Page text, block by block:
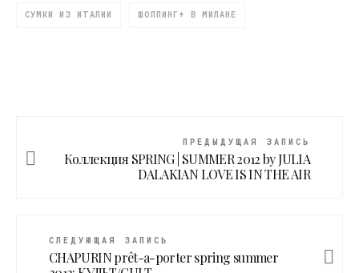
СУМКИ ИЗ ИТАЛИИ ШОППИНГ+ В МИЛАНЕ
ПРЕДЫДУЩАЯ ЗАПИСЬ
Коллекция SPRING | SUMMER 2012 by JULIA
DALAKIAN LOVE IS IN THE AIR
СЛЕДУЮЩАЯ ЗАПИСЬ
CHAPURIN prêt-a-porter spring summer